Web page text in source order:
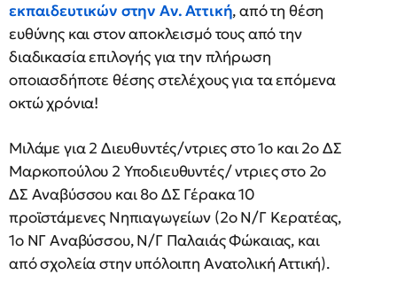
εκπαιδευτικών στην Αν. Αττική, από τη θέση
ευθύνης και στον αποκλεισμό τους από την
διαδικασία επιλογής για την πλήρωση
οποιασδήποτε θέσης στελέχους για τα επόμενα
οκτώ χρόνια!
Μιλάμε για 2 Διευθυντές/ντριες στο 1ο και 2ο ΔΣ
Μαρκοπούλου 2 Υποδιευθυντές/ ντριες στο 2ο
ΔΣ Αναβύσσου και 8ο ΔΣ Γέρακα 10
προϊστάμενες Νηπιαγωγείων (2ο Ν/Γ Κερατέας,
1ο ΝΓ Αναβύσσου, Ν/Γ Παλαιάς Φώκαιας, και
από σχολεία στην υπόλοιπη Ανατολική Αττική).